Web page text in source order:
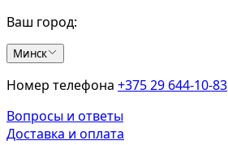
Ваш город:
Минск
Номер телефона +375 29 644-10-83
Вопросы и ответы
Доставка и оплата